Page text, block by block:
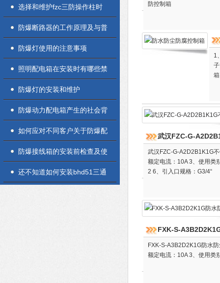
的定期维护保养方法
选择和维护fzc三防操作柱时
应考虑的因素介绍
防爆断路器的工作原理及与普
通产品的区别介绍
防爆灯使用的注意事项
照明配电箱在安装时有哪些禁
忌的地方呢？
防爆灯的安装和维护
防爆动力配电箱产生的社会背
景
如何应对不同客户关于防爆配
电箱的询价
防爆接线箱的安装前检查及使
用方法介绍
还不知道如何安装bhd51三通
防控制箱
1
箱
武汉FZC-G-
武汉FZC-G-A2D2B1K1G
额定电流：10A 3、使用类
2 6、引入口规格：G3/4“
FXK-S-
FXK-S-A3B2D2K1G防水
额定电流：10A 3、使用类